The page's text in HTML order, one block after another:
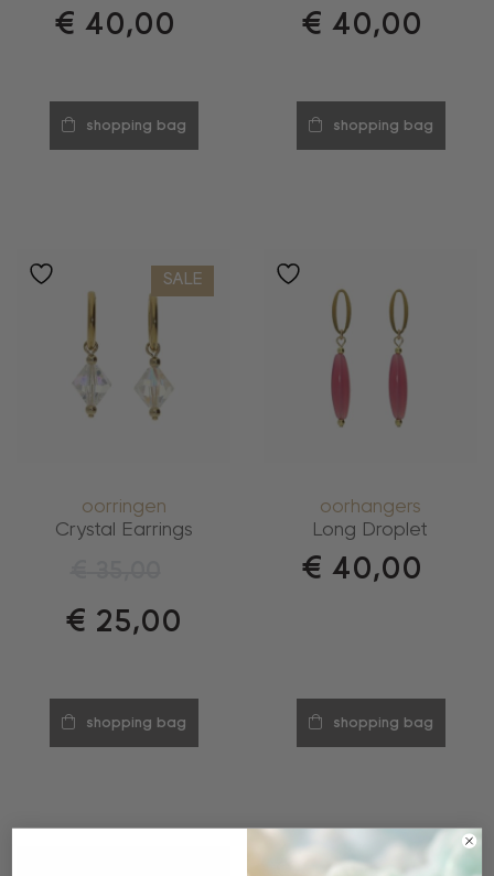
€ 40,00
shopping bag
€ 40,00
shopping bag
SALE
oorringen
Crystal Earrings
€ 25,00
shopping bag
oorhangers
Long Droplet
€ 40,00
shopping bag